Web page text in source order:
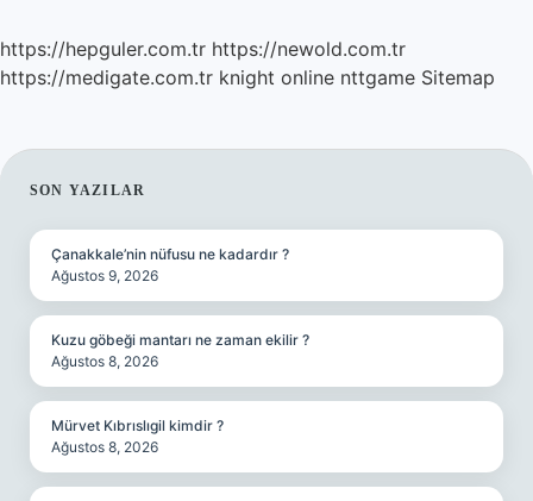
https://hepguler.com.tr https://newold.com.tr
https://medigate.com.tr knight online nttgame Sitemap
SIDEBAR
SON YAZILAR
Çanakkale’nin nüfusu ne kadardır ?
Ağustos 9, 2026
Kuzu göbeği mantarı ne zaman ekilir ?
Ağustos 8, 2026
Mürvet Kıbrıslıgil kimdir ?
Ağustos 8, 2026